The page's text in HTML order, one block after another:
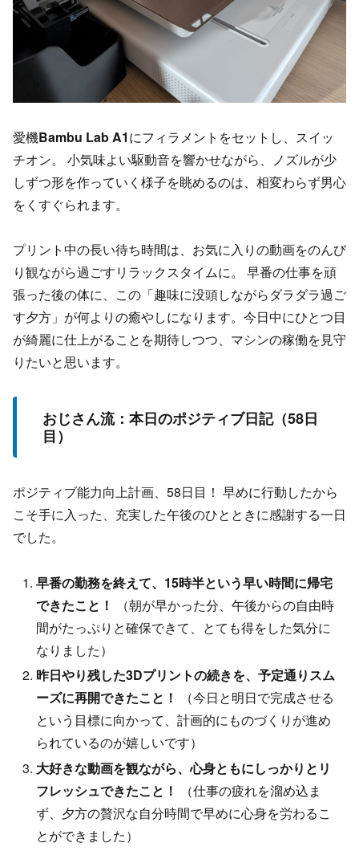
愛機Bambu Lab A1にフィラメントをセットし、スイッ
チオン。 小気味よい駆動音を響かせながら、ノズルが少
しずつ形を作っていく様子を眺めるのは、相変わらず男心
をくすぐられます。
プリント中の長い待ち時間は、お気に入りの動画をのんび
り観ながら過ごすリラックスタイムに。 早番の仕事を頑
張った後の体に、この「趣味に没頭しながらダラダラ過ご
す夕方」が何よりの癒やしになります。今日中にひとつ目
が綺麗に仕上がることを期待しつつ、マシンの稼働を見守
りたいと思います。
おじさん流：本日のポジティブ日記（58日
目）
ポジティブ能力向上計画、58日目！ 早めに行動したから
こそ手に入った、充実した午後のひとときに感謝する一日
でした。
早番の勤務を終えて、15時半という早い時間に帰宅
できたこと！
（朝が早かった分、午後からの自由時
間がたっぷりと確保できて、とても得をした気分に
なりました）
昨日やり残した3Dプリントの続きを、予定通りスム
ーズに再開できたこと！
（今日と明日で完成させる
という目標に向かって、計画的にものづくりが進め
られているのが嬉しいです）
大好きな動画を観ながら、心身ともにしっかりとリ
フレッシュできたこと！
（仕事の疲れを溜め込ま
ず、夕方の贅沢な自分時間で早めに心身を労わるこ
とができました）